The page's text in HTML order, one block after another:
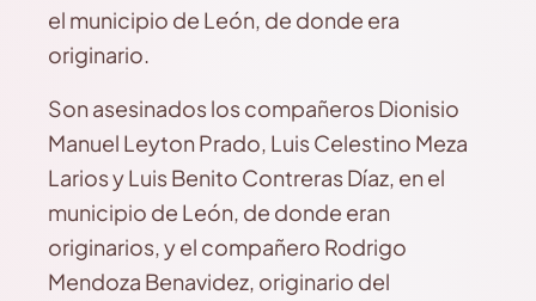
el municipio de León, de donde era
originario.
Son asesinados los compañeros Dionisio
Manuel Leyton Prado, Luis Celestino Meza
Larios y Luis Benito Contreras Díaz, en el
municipio de León, de donde eran
originarios, y el compañero Rodrigo
Mendoza Benavidez, originario del